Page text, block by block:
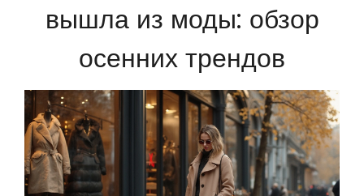
вышла из моды: обзор
осенних трендов